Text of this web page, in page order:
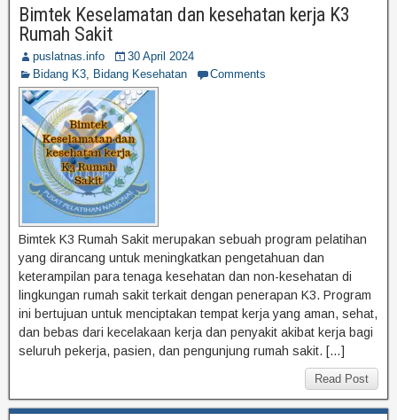
Bimtek Keselamatan dan kesehatan kerja K3
Rumah Sakit
puslatnas.info
30 April 2024
Bidang K3, Bidang Kesehatan Comments
Bimtek K3 Rumah Sakit merupakan sebuah program pelatihan
yang dirancang untuk meningkatkan pengetahuan dan
keterampilan para tenaga kesehatan dan non-kesehatan di
lingkungan rumah sakit terkait dengan penerapan K3. Program
ini bertujuan untuk menciptakan tempat kerja yang aman, sehat,
dan bebas dari kecelakaan kerja dan penyakit akibat kerja bagi
seluruh pekerja, pasien, dan pengunjung rumah sakit. […]
Read Post